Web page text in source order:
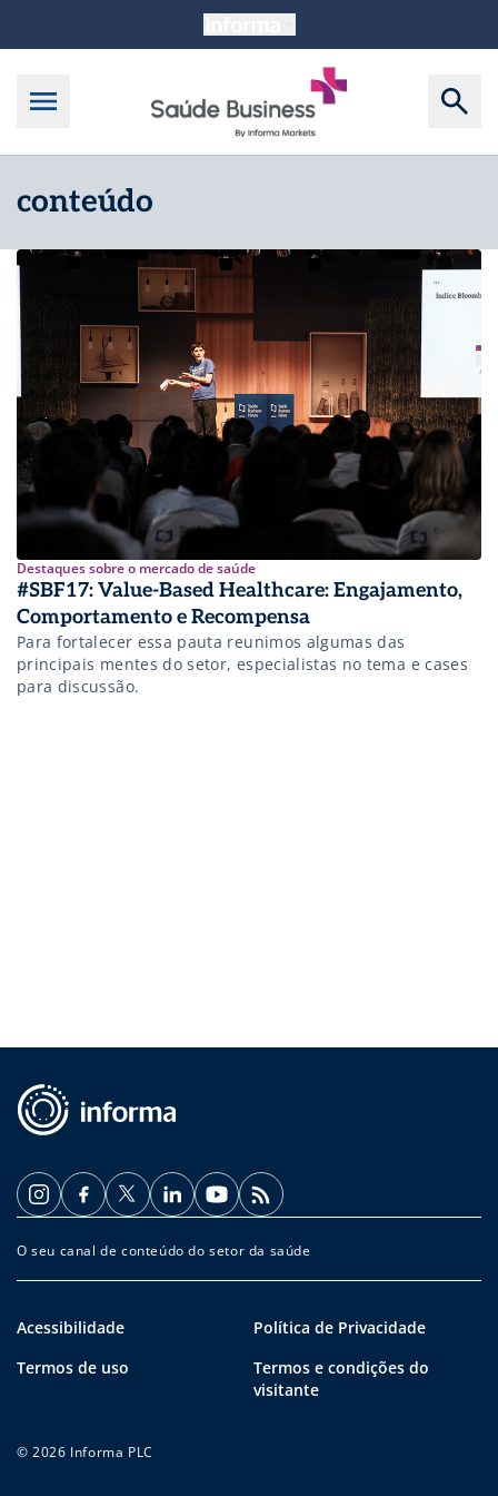
conteúdo
Destaques sobre o mercado de saúde
#SBF17: Value-Based Healthcare: Engajamento,
Comportamento e Recompensa
Para fortalecer essa pauta reunimos algumas das
principais mentes do setor, especialistas no tema e cases
para discussão.
O seu canal de conteúdo do setor da saúde
Acessibilidade
Política de Privacidade
Termos de uso
Termos e condições do
visitante
© 2026 Informa PLC